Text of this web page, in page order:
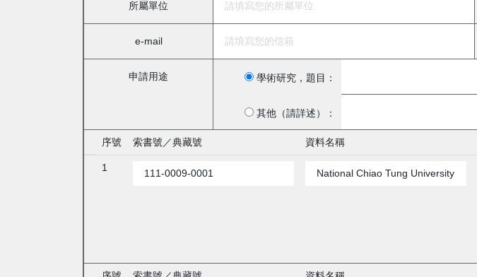
所屬單位
e-mail
申請用途 學術研究，題目：
其他（請詳述）：
序號 索書號／典藏號 資料名稱
1